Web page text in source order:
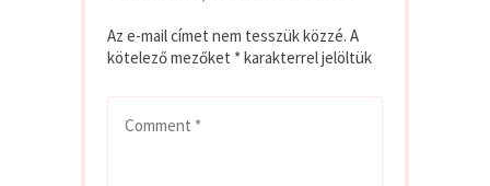
Az e-mail címet nem tesszük közzé. A
kötelező mezőket *karakterrel jelöltük